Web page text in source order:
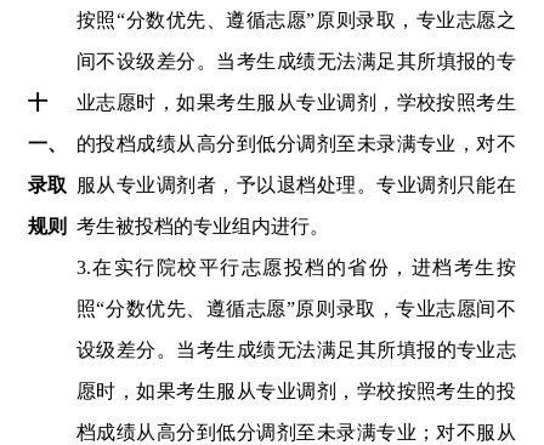
十
一、
录取
规则
按照“分数优先、遵循志愿”原则录取，专业志愿之
间不设级差分。 当考生成绩无法满足其所填报的专
业志愿时，如果考生服从专业调剂，学校按照考生
的投档成绩从高分到低分调剂至未录满专业，对不
服从专业调剂者，予以退档处理。专业调剂只能在
考生被投档的专业组内进行。
3.在 实行院校平行志愿投档的省份， 进档考生按
照“分数优先、遵循志愿”原则录取，专业志愿间不
设级差分 。 当考生成绩无法满足其所填报的专业志
愿时，如果考生服从专业调剂，学校按照考生的投
档成绩从高分到低分调剂至未录满专业；对不服从